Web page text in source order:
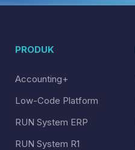
PRODUK
Accounting+
Low-Code Platform
RUN System ERP
RUN System R1